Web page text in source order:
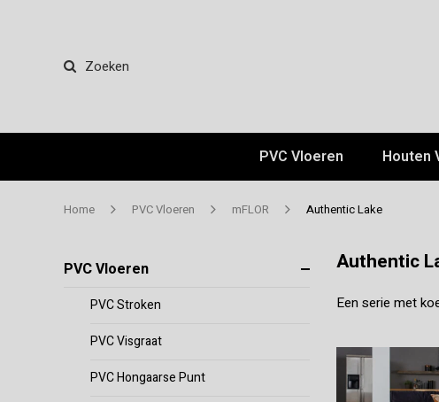
Zoeken
PVC Vloeren Houten
Home PVC Vloeren mFLOR Authentic Lake
PVC Vloeren
PVC Stroken
PVC Visgraat
PVC Hongaarse Punt
Authentic
Een serie met